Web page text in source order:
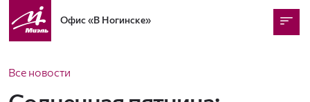
Офис«В Ногинске»
Все новости